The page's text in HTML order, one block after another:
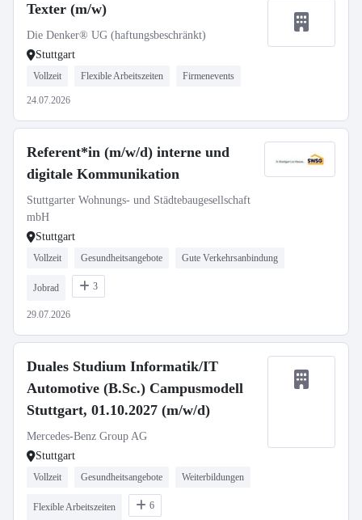
Texter (m/w)
Die Denker® UG (haftungsbeschränkt)
Stuttgart
Vollzeit Flexible Arbeitszeiten Firmenevents
24.07.2026
Referent*in (m/w/d) interne und
digitale Kommunikation
Stuttgarter Wohnungs- und Städtebaugesellschaft
mbH
Stuttgart
Vollzeit Gesundheitsangebote Gute Verkehrsanbindung
Jobrad 3
29.07.2026
Duales Studium Informatik/IT
Automotive (B.Sc.) Campusmodell
Stuttgart, 01.10.2027 (m/w/d)
Mercedes-Benz Group AG
Stuttgart
Vollzeit Gesundheitsangebote Weiterbildungen
Flexible Arbeitszeiten 6